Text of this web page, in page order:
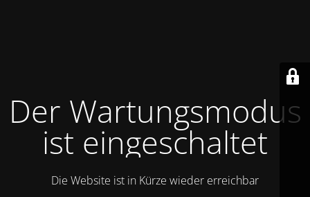
Der Wartungsmodus
ist eingeschaltet
Die Website ist in Kürze wieder erreichbar